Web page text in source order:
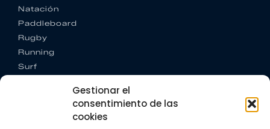
Gestionar el
consentimiento de las
cookies
Natación
Paddleboard
Rugby
Running
Surf
CONTACTO